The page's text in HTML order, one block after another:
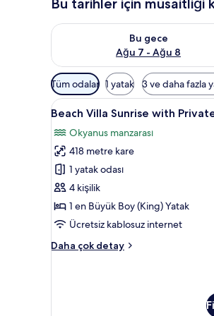
Bu gece
Ağu 7 - Ağu 8
Bu gece için müsaitliği kontrol
Odalar
için
mevcut
Tüm odalar 1 yatak 3 ve daha fazla
Beach
Villa
Sunrise
with
Private
Pool
için
tüm
görün
8
Beach Villa Sunrise with
Okyanus manzarası
418 metre kare
1 yatak odası
4 kişilik
1 en Büyük Boy (King) Yatak
Ücretsiz kablosuz internet
Daha çok detay
Beach